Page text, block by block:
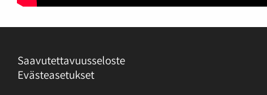
Saavutettavuusseloste
Evästeasetukset